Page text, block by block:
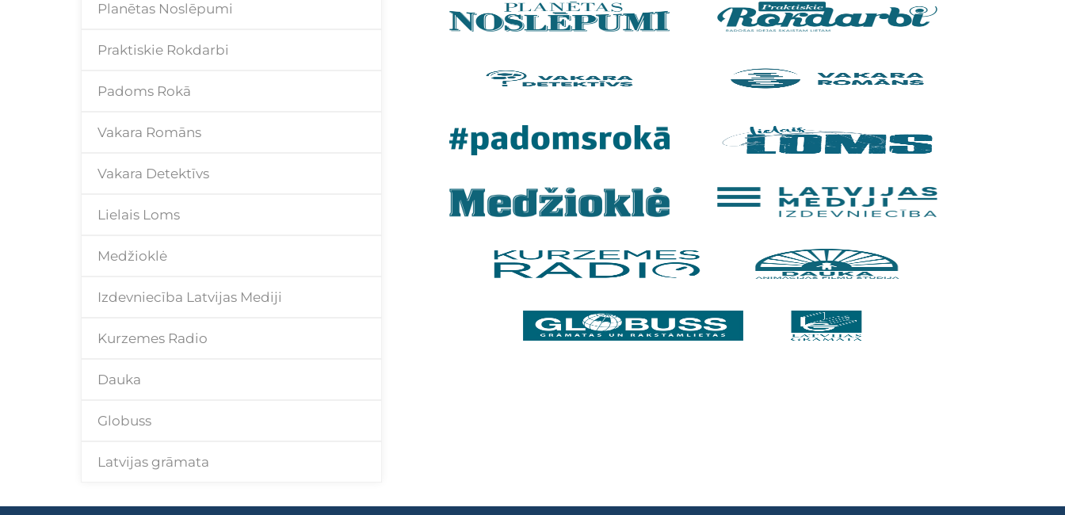
Planētas Noslēpumi
Praktiskie Rokdarbi
Padoms Rokā
Vakara Romāns
Vakara Detektīvs
Lielais Loms
Medžioklė
Izdevniecība Latvijas Mediji
Kurzemes Radio
Dauka
Globuss
Latvijas grāmata